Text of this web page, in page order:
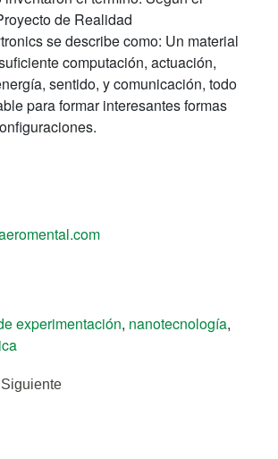
de Realidad
se describe como: Un material
computación, actuación,
sentido, y comunicación, todo
para formar interesantes formas
experimentación, nanotecnología,
Siguiente